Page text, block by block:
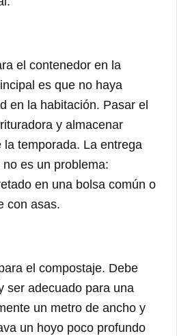
el contenedor en la
es que no haya
en la habitación. Pasar el
y almacenar
la temporada. La entrega
es un problema:
en una bolsa común o
con asas.
el compostaje. Debe
ser adecuado para una
un metro de ancho y
un hoyo poco profundo